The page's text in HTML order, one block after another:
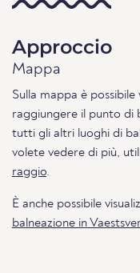
Approccio
Mappa
Sulla mappa è
raggiungere il punto di
tutti gli altri luoghi di
volete vedere di più,
raggio.
È anche possibile
balneazione in